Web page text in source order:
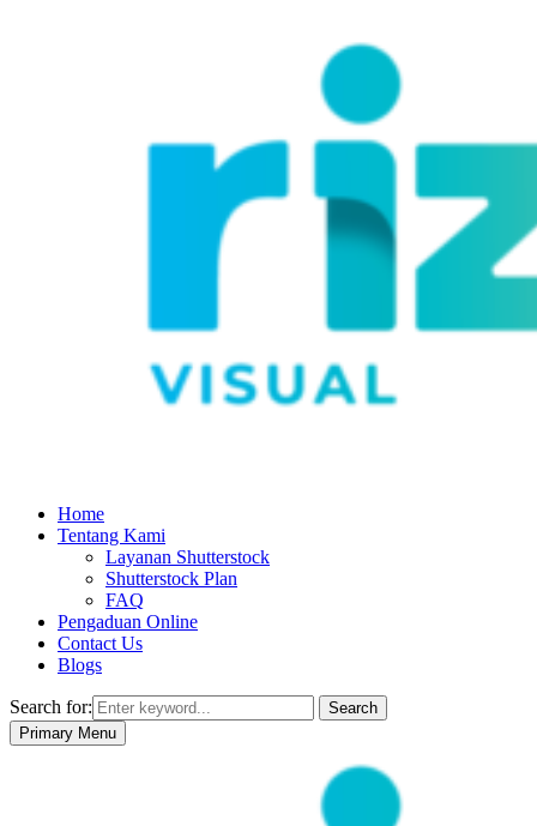
Home
Tentang Kami
Layanan Shutterstock
Shutterstock Plan
FAQ
Pengaduan Online
Contact Us
Blogs
Search for:
Search
Primary Menu